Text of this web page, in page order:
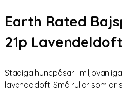
Earth Rated
21p Lavendeldoft
Stadiga hundpåsar i
lavendeldoft. Små rullar som är